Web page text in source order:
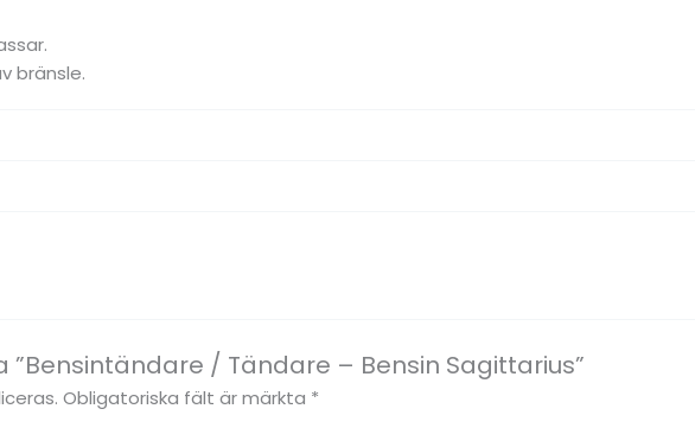
bränsle.
/ Tändare – Bensin Sagittarius”
Obligatoriska fält är märkta *